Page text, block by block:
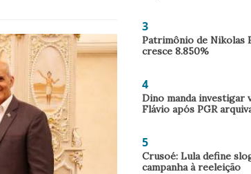
3
Patrimônio de Nikolas
cresce 8.850%
4
Dino manda investigar
Flávio após PGR
5
Crusoé: Lula define
campanha à reeleição